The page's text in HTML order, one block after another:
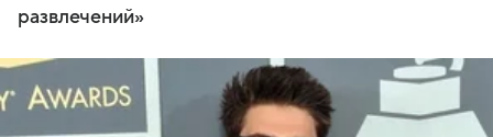
развлечений»